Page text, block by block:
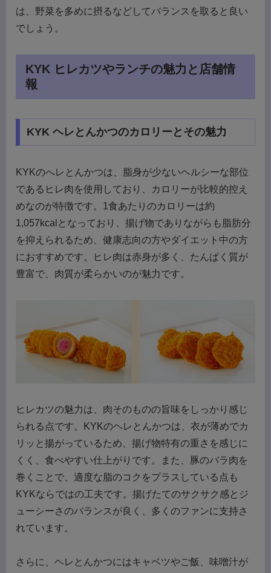
は、野菜を多めに摂るなどしてバランスを取ると良い
でしょう。
KYK ヒレカツやランチの魅力と店舗情
報
KYK ヘレとんかつのカロリーとその魅力
KYKのへレとんかつは、脂身が少ないヘルシーな部位
であるヒレ肉を使用しており、カロリーが比較的控え
めなのが特徴です。1食あたりのカロリーは約
1,057kcalとなっており、揚げ物でありながらも脂肪分
を抑えられるため、健康志向の方やダイエット中の方
におすすめです。ヒレ肉は赤身が多く、たんぱく質が
豊富で、肉質が柔らかいのが魅力です。
ヒレカツの魅力は、肉そのものの旨味をしっかり感じ
られる点です。KYKのヘレとんかつは、衣が薄めでカ
リッと揚がっているため、揚げ物特有の重さを感じに
くく、食べやすい仕上がりです。また、豚のバラ肉を
巻くことで、適度な脂のコクをプラスしている点も
KYKならではの工夫です。揚げたてのサクサク感とジ
ューシーさのバランスが良く、多くのファンに支持さ
れています。
さらに、ヘレとんかつにはキャベツやご飯、味噌汁が